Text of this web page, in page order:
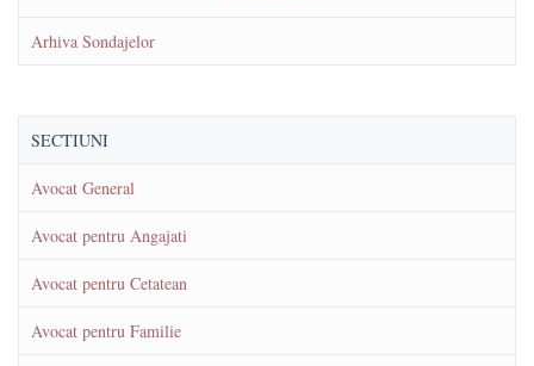
Arhiva Sondajelor
SECTIUNI
Avocat General
Avocat pentru Angajati
Avocat pentru Cetatean
Avocat pentru Familie